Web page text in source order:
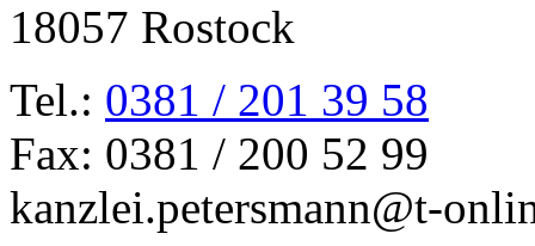
18057 Rostock
Tel.: 0381 / 201 39 58
Fax: 0381 / 200 52 99
kanzlei.petersmann@t-